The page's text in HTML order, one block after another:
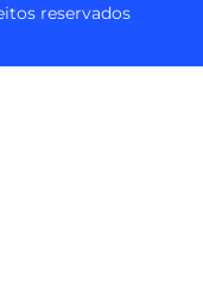
reservados